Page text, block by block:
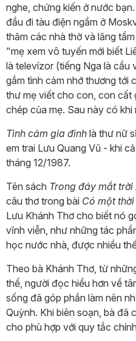
nghe, chứng kiến ở nước
đầu đi tàu điện ngầm ở
thăm các nhà thờ và lăng
"mẹ xem vô tuyến mới biết
là televízor (tiếng Nga là cầu
gắm tình cảm nhớ thương tới
thư mẹ viết cho con, con cất
chép của mẹ. Sau này có khi
Tình cảm gia đình là thư nữ
em trai Lưu Quang Vũ - khi
tháng 12/1987.
Tên sách Trong đáy mắt
câu thơ trong bài Có một
Lưu Khánh Thơ cho biết nó
vĩnh viễn, như những tác
học nước nhà, được nhiều
Theo bà Khánh Thơ, từ
thể, người đọc hiểu hơn về
sống đã góp phần làm nên
Quỳnh. Khi biên soạn, bà đã
cho phù hợp với quy tắc